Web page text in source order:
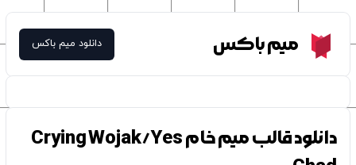
Meme Boxمیم باکس دانلود میم باکس
دانلود قالب میم خام Crying Wojak/Yes